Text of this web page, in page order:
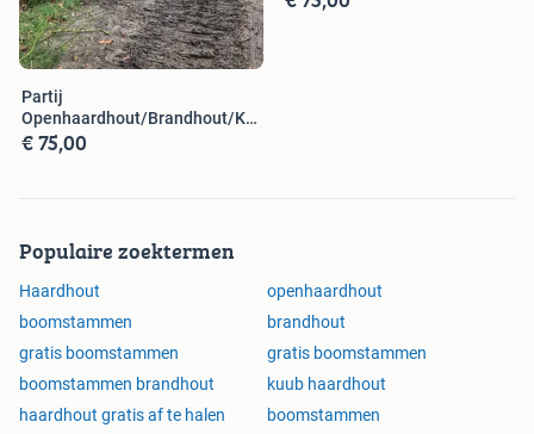
Partij
Openhaardhout/Brandhout/Kachelhout
Boomstammen OP=OP
€ 75,00
Populaire zoektermen
Haardhout
openhaardhout
boomstammen
brandhout
gratis boomstammen
gratis boomstammen
boomstammen brandhout
kuub haardhout
haardhout gratis af te halen
boomstammen